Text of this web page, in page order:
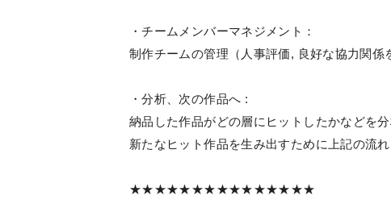
・チームメンバーマネジメント：
制作チームの管理（人事評価, 良好な協力関係
・分析、次の作品へ :
納品した作品がどの層にヒットしたかなどを分
新たなヒット作品を生み出すために上記の流れ
★★★★★★★★★★★★★★★